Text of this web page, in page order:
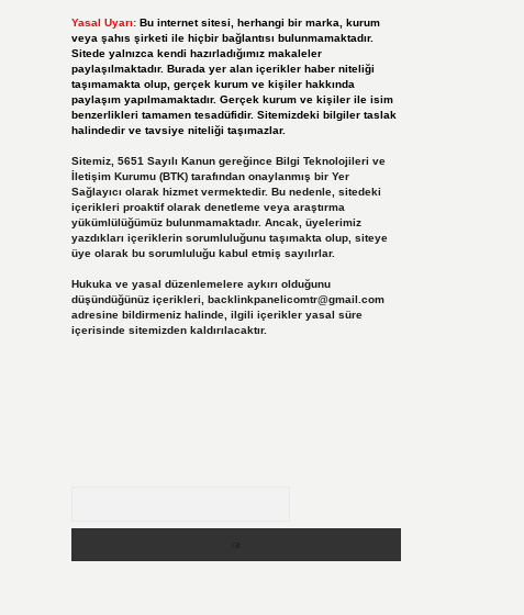
Yasal Uyarı: Bu internet sitesi, herhangi bir marka, kurum
veya şahıs şirketi ile hiçbir bağlantısı bulunmamaktadır.
Sitede yalnızca kendi hazırladığımız makaleler
paylaşılmaktadır. Burada yer alan içerikler haber niteliği
taşımamakta olup, gerçek kurum ve kişiler hakkında
paylaşım yapılmamaktadır. Gerçek kurum ve kişiler ile isim
benzerlikleri tamamen tesadüfidir. Sitemizdeki bilgiler taslak
halindedir ve tavsiye niteliği taşımazlar.
Sitemiz, 5651 Sayılı Kanun gereğince Bilgi Teknolojileri ve
İletişim Kurumu (BTK) tarafından onaylanmış bir Yer
Sağlayıcı olarak hizmet vermektedir. Bu nedenle, sitedeki
içerikleri proaktif olarak denetleme veya araştırma
yükümlülüğümüz bulunmamaktadır. Ancak, üyelerimiz
yazdıkları içeriklerin sorumluluğunu taşımakta olup, siteye
üye olarak bu sorumluluğu kabul etmiş sayılırlar.
Hukuka ve yasal düzenlemelere aykırı olduğunu
düşündüğünüz içerikleri, backlinkpanelicomtr@gmail.com
adresine bildirmeniz halinde, ilgili içerikler yasal süre
içerisinde sitemizden kaldırılacaktır.